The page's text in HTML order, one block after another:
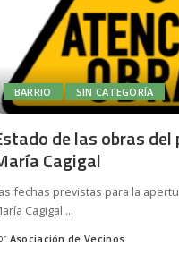
BARRIO SIN CATEGORÍA
de las obras
Cagigal
fechas previstas para la
Cagigal ...
Asociación de Vecinos